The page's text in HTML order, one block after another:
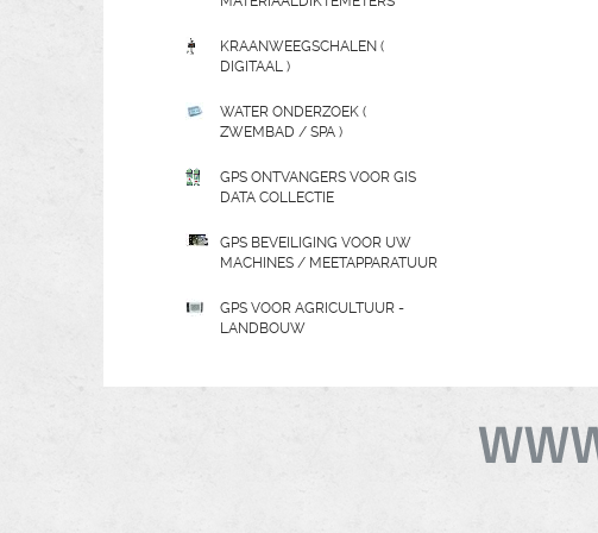
KRAANWEEGSCHALEN (
DIGITAAL )
WATER ONDERZOEK (
ZWEMBAD / SPA )
GPS ONTVANGERS VOOR GIS
DATA COLLECTIE
GPS BEVEILIGING VOOR UW
MACHINES / MEETAPPARATUUR
GPS VOOR AGRICULTUUR -
LANDBOUW